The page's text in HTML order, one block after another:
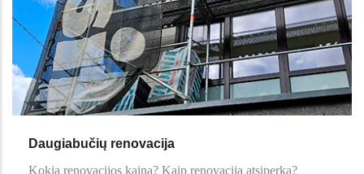
Daugiabučių renovacija
Kokia renovacijos kaina? Kaip renovacija atsiperka?